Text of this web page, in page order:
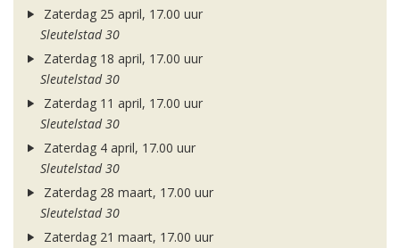
Zaterdag 25 april, 17.00 uur
Sleutelstad 30
Zaterdag 18 april, 17.00 uur
Sleutelstad 30
Zaterdag 11 april, 17.00 uur
Sleutelstad 30
Zaterdag 4 april, 17.00 uur
Sleutelstad 30
Zaterdag 28 maart, 17.00 uur
Sleutelstad 30
Zaterdag 21 maart, 17.00 uur